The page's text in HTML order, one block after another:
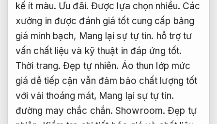
kế ít màu. Ưu đãi. Được lựa chọn nhiều. Các
xưởng in được đánh giá tốt cung cấp bảng
giá minh bạch, Mang lại sự tự tin. hỗ trợ tư
vấn chất liệu và kỹ thuật in đáp ứng tốt.
Thời trang. Đẹp tự nhiên. Áo thun lớp mức
giá dễ tiếp cận vẫn đảm bảo chất lượng tốt
với vải thoáng mát, Mang lại sự tự tin.
đường may chắc chắn.Showroom. Đẹp tự